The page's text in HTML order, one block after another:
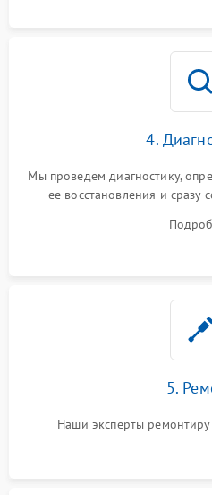
4.
Мы проведем диагностику,
ее восстановления и
5.
Наши эксперты